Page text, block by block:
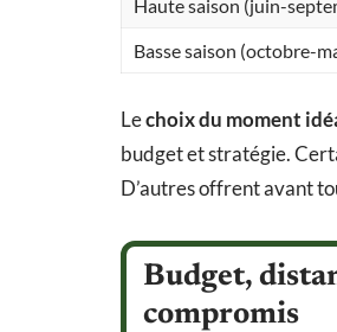
Haute saison (juin-
Basse saison (octobre-
Lechoix du moment
budget et stratégie.
D’autres offrent avant
Budget,
compromis